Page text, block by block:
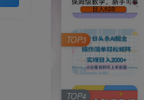
TOP3
TOP4